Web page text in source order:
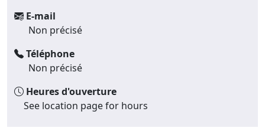
E-mail
Non précisé
Téléphone
Non précisé
Heures d'ouverture
See location page for hours